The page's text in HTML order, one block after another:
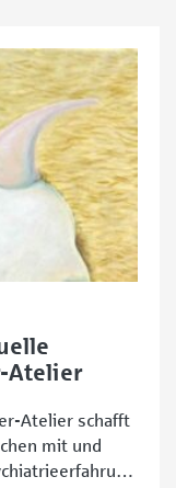
Atelier
Atelier schafft
mit und